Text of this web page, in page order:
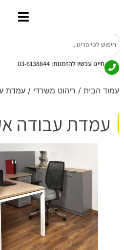
חייגו עכשיו להזמנות: 03-6138844
עמוד הבית / ריהוט משרדי / עמדת
עמדת עבודה